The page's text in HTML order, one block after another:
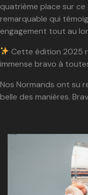
quatrième place sur ce
remarquable qui
engagement tout au
Cette édition 2025
immense bravo à
Nos Normands ont su
belle des manières.